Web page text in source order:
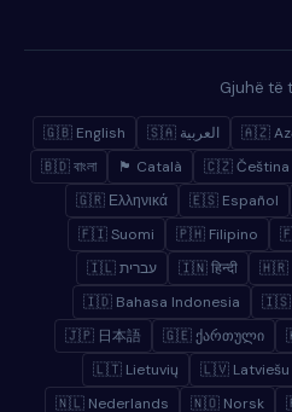
Gjuhë të
🇬🇧 English 🇸🇦 العربية 🇦🇿
🇧🇩 বাংলা
🏴 Català 🇨🇿 Čeština
🇬🇷 Ελληνικά
🇪🇸 Español
🇫🇮 Suomi
🇵🇭 Filipino
🇮🇱 עברית
🇮🇳 हिन्दी 🇭🇷
🇮🇩 Bahasa Indonesia
🇮🇸
🇯🇵 日本語
🇬🇪 ქართული
🇱🇹 Lietuvių
🇱🇻 Latviešu
🇳🇱 Nederlands
🇳🇴 Norsk